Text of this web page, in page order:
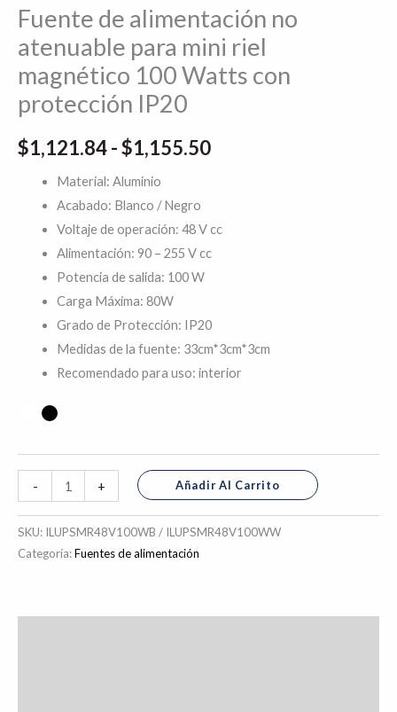
Fuente de alimentación no
atenuable para mini riel
magnético 100 Watts con
protección IP20
$1,121.84-$1,155.50
Material: Aluminio
Acabado: Blanco / Negro
Voltaje de operación: 48 V cc
Alimentación: 90 – 255 V cc
Potencia de salida: 100 W
Carga Máxima: 80W
Grado de Protección: IP20
Medidas de la fuente: 33cm*3cm*3cm
Recomendado para uso: interior
-
IP20
cantidad
+ Añadir Al Carrito
SKU: ILUPSMR48V100WB / ILUPSMR48V100WW
Categoría:Fuentes de alimentación